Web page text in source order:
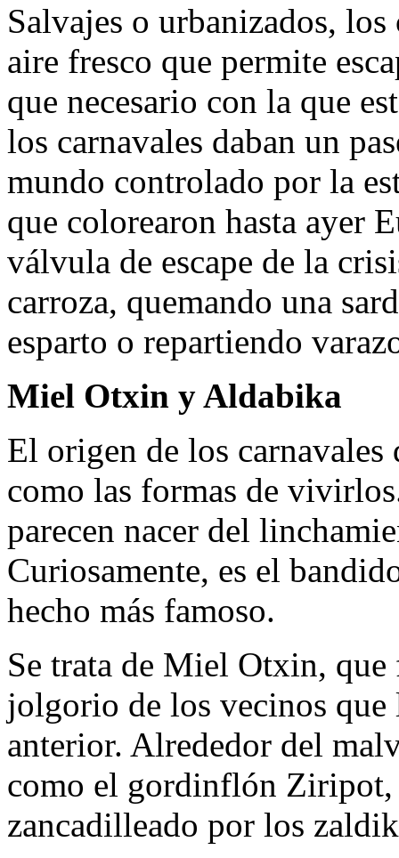
Salvajes o urbanizados,
aire fresco que permite
que necesario con la que
los carnavales daban un
mundo controlado por la
que colorearon hasta ayer
válvula de escape de la
carroza, quemando una
esparto o repartiendo
Miel Otxin y Aldabika
El origen de los carnavales
como las formas de
parecen nacer del
Curiosamente, es el
hecho más famoso.
Se trata de Miel Otxin, que
jolgorio de los vecinos que
anterior. Alrededor del
como el gordinflón Ziripot,
zancadilleado por los